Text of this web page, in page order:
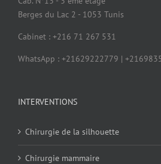
Berges du Lac 2 - 1053 Tunis
Cabinet : +216 71 267 531
WhatsApp : +21629222779 |
INTERVENTIONS
Chirurgie de la silhouette
Chirurgie mammaire